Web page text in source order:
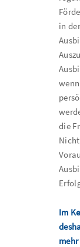
in
die
Im